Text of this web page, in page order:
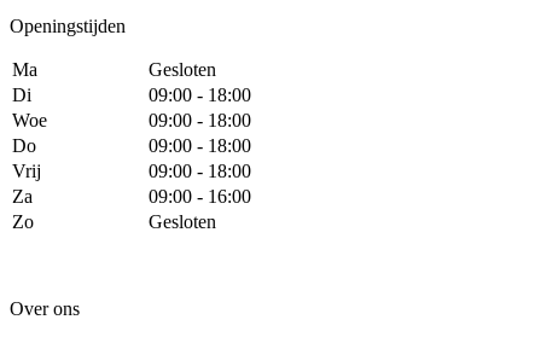
Openingstijden
Ma
Gesloten
Di
09:00 - 18:00
Woe
09:00 - 18:00
Do
09:00 - 18:00
Vrij
09:00 - 18:00
Za
09:00 - 16:00
Zo
Gesloten
Over ons